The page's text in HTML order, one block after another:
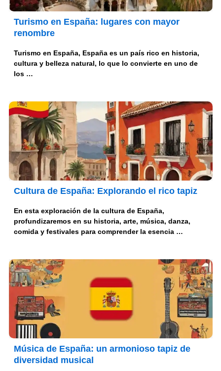
Turismo en España: lugares con mayor
renombre
Turismo en España, España es un país rico en historia,
cultura y belleza natural, lo que lo convierte en uno de
los …
Cultura de España: Explorando el rico tapiz
En esta exploración de la cultura de España,
profundizaremos en su historia, arte, música, danza,
comida y festivales para comprender la esencia …
Música de España: un armonioso tapiz de
diversidad musical